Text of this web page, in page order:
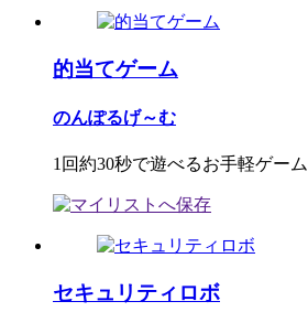
的当てゲーム
のんぽるげ～む
1回約30秒で遊べるお手軽ゲーム
セキュリティロボ